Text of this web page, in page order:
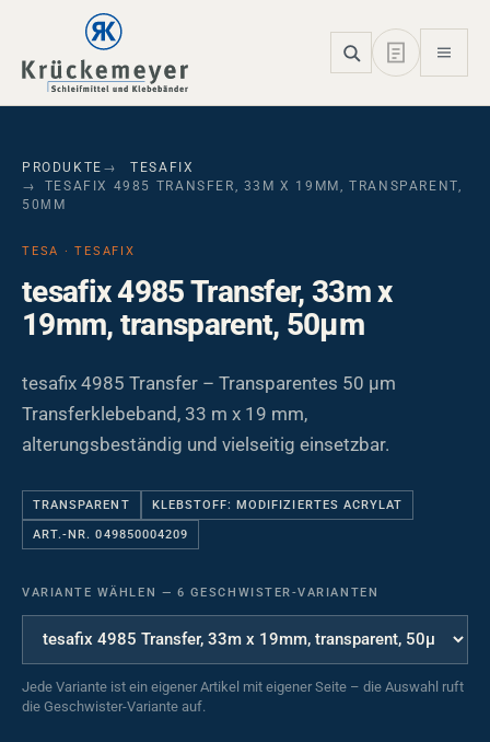
Skip to main navigation
Skip to main content
Skip to page footer
PRODUKTE
TESAFIX
TESAFIX 4985 TRANSFER, 33M X 19MM, TRANSPARENT,
50ΜM
TESA · TESAFIX
tesafix 4985 Transfer, 33m x
19mm, transparent, 50µm
tesafix 4985 Transfer – Transparentes 50 µm
Transferklebeband, 33 m x 19 mm,
alterungsbeständig und vielseitig einsetzbar.
TRANSPARENT KLEBSTOFF: MODIFIZIERTES ACRYLAT
ART.-NR. 049850004209
VARIANTE WÄHLEN — 6 GESCHWISTER-VARIANTEN
Jede Variante ist ein eigener Artikel mit eigener Seite – die Auswahl ruft
die Geschwister-Variante auf.